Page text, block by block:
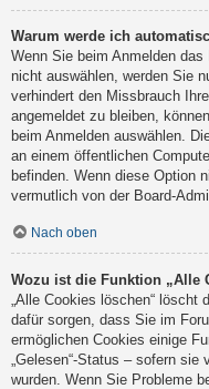
Warum werde ich
Wenn Sie beim Anmelden das
nicht auswählen, werden Sie
verhindert den Missbrauch
angemeldet zu bleiben,
beim Anmelden auswählen.
an einem öffentlichen
befinden. Wenn diese Option
vermutlich von der Board-
Nach oben
Wozu ist die Funktion „Alle
„Alle Cookies löschen“
dafür sorgen, dass Sie im
ermöglichen Cookies einige
„Gelesen“-Status – sofern
wurden. Wenn Sie Probleme